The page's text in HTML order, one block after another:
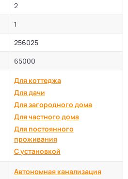
2
1
256025
65000
Для коттеджа
Для дачи
Для загородного дома
Для частного дома
Для постоянного
проживания
С установкой
Автономная канализация